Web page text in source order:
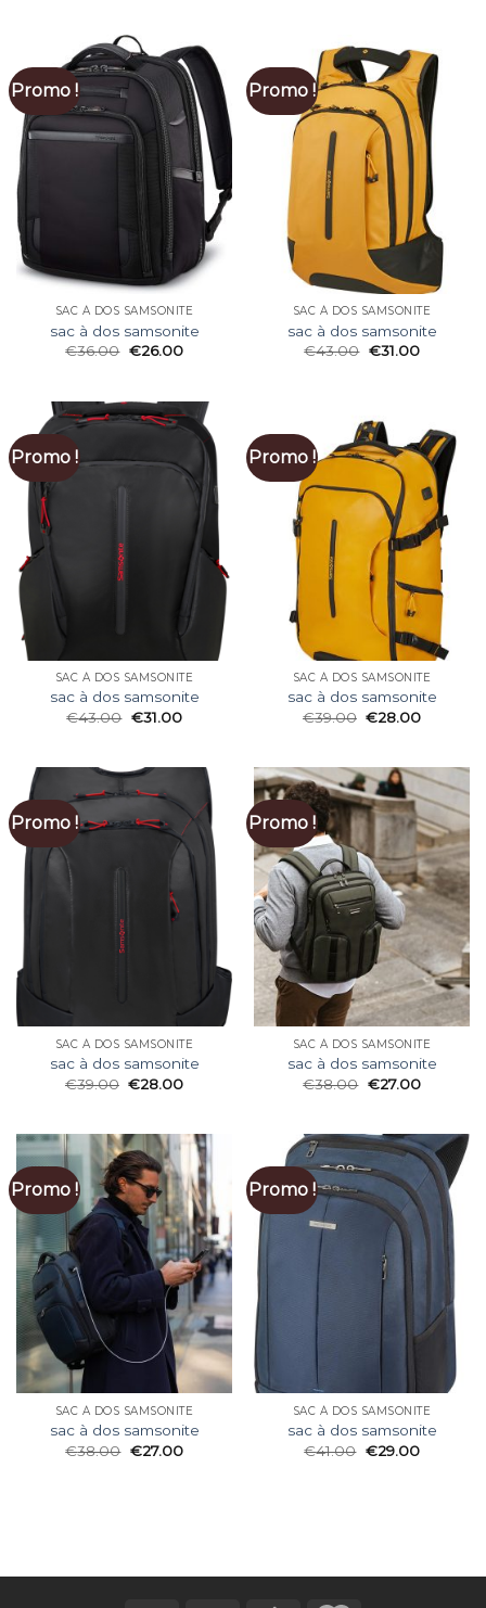
Promo !
SAC À DOS SAMSONITE
sac à dos samsonite
€36.00 €26.00
Promo !
SAC À DOS SAMSONITE
sac à dos samsonite
€43.00 €31.00
Promo !
SAC À DOS SAMSONITE
sac à dos samsonite
€43.00 €31.00
Promo !
SAC À DOS SAMSONITE
sac à dos samsonite
€39.00 €28.00
Promo !
SAC À DOS SAMSONITE
sac à dos samsonite
€39.00 €28.00
Promo !
SAC À DOS SAMSONITE
sac à dos samsonite
€38.00 €27.00
Promo !
SAC À DOS SAMSONITE
sac à dos samsonite
€38.00 €27.00
Promo !
SAC À DOS SAMSONITE
sac à dos samsonite
€41.00 €29.00